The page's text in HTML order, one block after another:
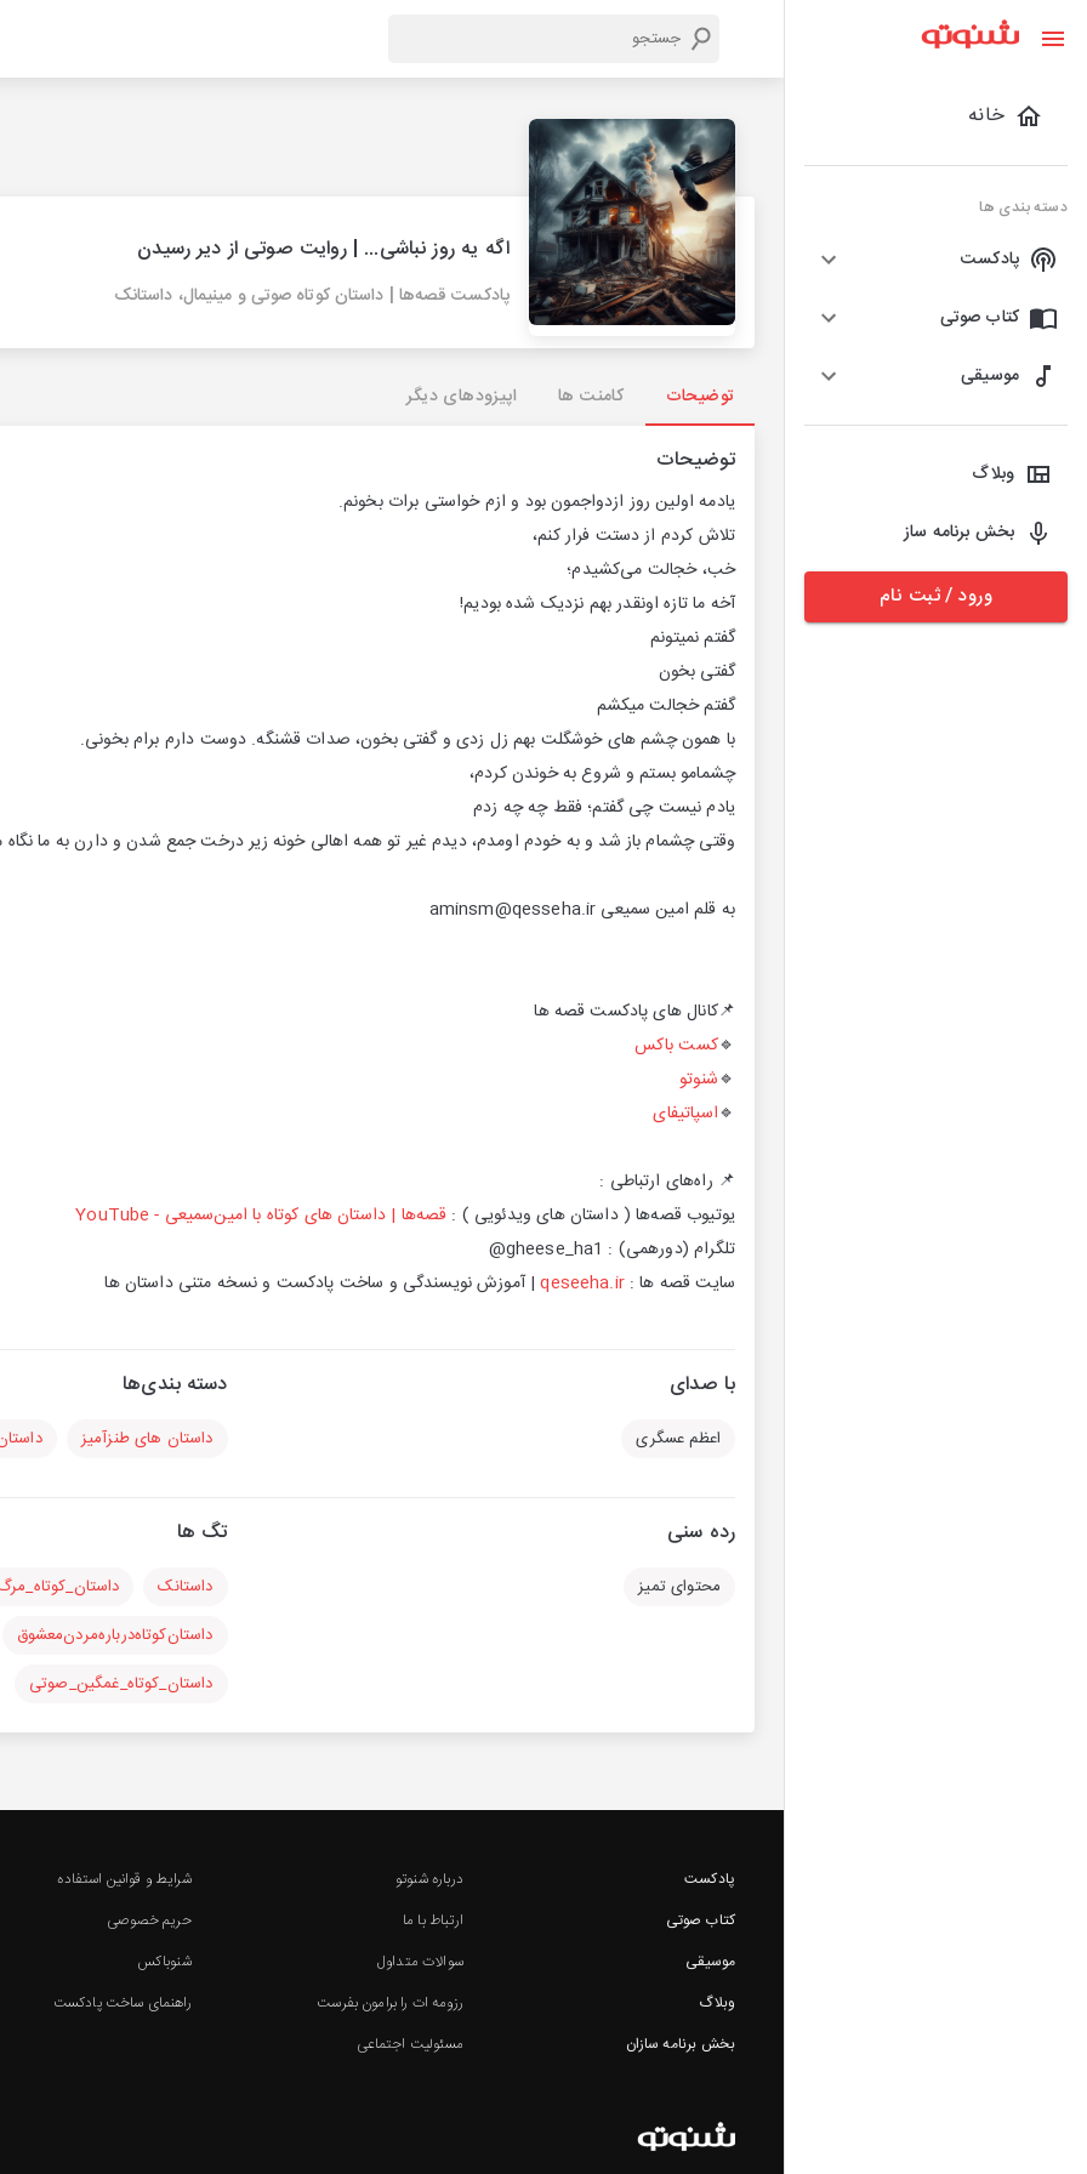
خانه
دسته بندی ها
پادکست
کتاب صوتی
موسیقی
وبلاگ
بخش برنامه ساز
ورود / ثبت نام
اگه‌ یه روز نباشی... | روایت صوتی از دیر رسیدن
پادکست قصه‌ها | داستان کوتاه صوتی و مینیمال، داستانک
توضیحات کامنت ها اپیزودهای دیگر
توضیحات
یادمه اولین روز ازدواجمون بود و ازم خواستی برات بخونم.
تلاش کردم از دستت فرار کنم،
خب، خجالت می‌کشیدم؛
آخه ما تازه اونقدر بهم نزدیک شده بودیم!
گفتم نمیتونم
گفتی بخون
گفتم خجالت میکشم
با همون چشم های خوشگلت بهم زل زدی و گفتی بخون، صدات قشنگه. دوست دارم برام بخونی.
چشمامو بستم و شروع به خوندن کردم،
یادم نیست چی گفتم؛ فقط چه چه زدم
وقتی چشمام باز شد و به خودم اومدم، دیدم غیر تو همه اهالی خونه زیر درخت جمع شدن و دارن به ما نگاه
به قلم امین سمیعی aminsm@qesseha.ir
📌کانال های پادکست قصه ها
🔹کست باکس
🔹شنوتو
🔹اسپاتیفای
📌 راه‌های ارتباطی :
یوتیوب قصه‌ها ( داستان های ویدئویی ) : قصه‌ها | داستان های‌ کوتاه با امین‌سمیعی - YouTube
تلگرام (دورهمی) : gheese_ha1@
سایت قصه ها :qeseeha.ir| آموزش نویسندگی و ساخت پادکست و نسخه متنی داستان ها
با صدای
اعظم عسگری
دسته بندی‌ها
داستان های طنزآمیز
رده سنی
محتوای تمیز
تگ ها
داستانک
داستان‌کوتاه‌درباره‌مردن‌معشوق
داستان_کوتاه_غمگین_صوتی
پادکست
کتاب صوتی
موسیقی
وبلاگ
بخش برنامه سازان
درباره شنوتو
ارتباط با ما
سوالات متداول
رزومه ات را برامون بفرست
مسئولیت اجتماعی
شرایط و قوانین استفاده
حریم خصوصی
شنوباکس
راهنمای ساخت پادکست